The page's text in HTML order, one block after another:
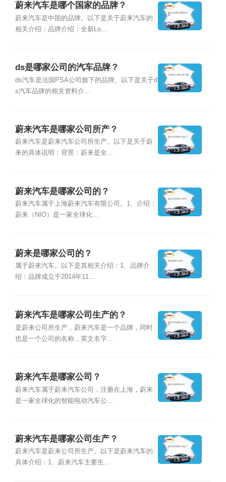
蔚来汽车是哪个国家的品牌？
蔚来汽车是中国的品牌。以下是关于蔚来汽车的
相关介绍：品牌介绍：全新Lo...
ds是哪家公司的汽车品牌？
ds汽车是法国PSA公司旗下的品牌。以下是关于d
s汽车品牌的相关资料介...
蔚来汽车是哪家公司所产？
蔚来汽车是蔚来汽车公司所生产。以下是关于蔚
来的具体说明：背景：蔚来是全...
蔚来汽车是哪家公司的？
蔚来汽车属于上海蔚来汽车有限公司。1、介绍：
蔚来（NIO）是一家全球化...
蔚来是哪家公司的？
属于蔚来汽车。以下是其相关介绍：1、品牌介
绍：品牌成立于2014年11...
蔚来汽车是哪家公司生产的？
是蔚来公司所生产，蔚来汽车是一个品牌，同时
也是一个公司的名称，英文名字...
蔚来汽车是哪家公司？
蔚来汽车属于蔚来汽车公司，注册在上海，蔚来
是一家全球化的智能电动汽车公...
蔚来汽车是哪家公司生产？
蔚来汽车是蔚来公司所生产。以下是蔚来汽车的
具体介绍：1、蔚来汽车主要生...